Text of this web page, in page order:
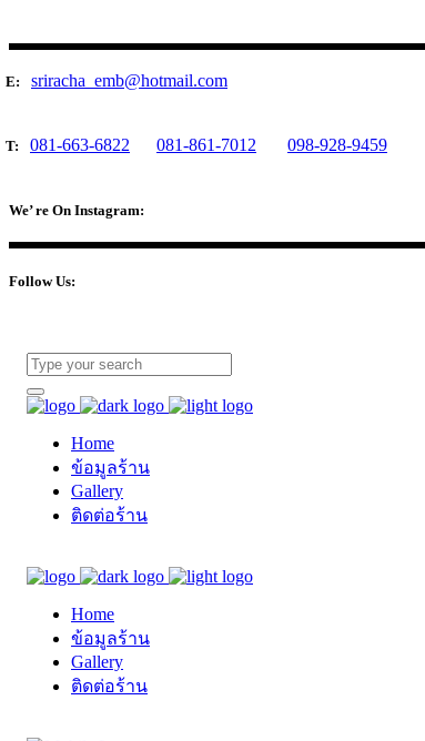
E: sriracha_emb@hotmail.com
T: 081-663-6822 081-861-7012 098-928-9459
We’ re On Instagram:
Follow Us:
Home
ข้อมูลร้าน
Gallery
ติดต่อร้าน
Home
ข้อมูลร้าน
Gallery
ติดต่อร้าน